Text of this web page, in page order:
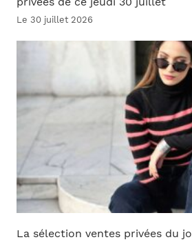
Le 30 juillet 2026
La sélection ventes privées du